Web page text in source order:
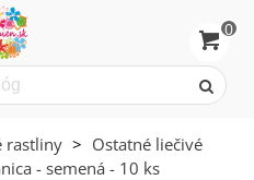
0
rastliny > Ostatné liečivé
- semená - 10 ks